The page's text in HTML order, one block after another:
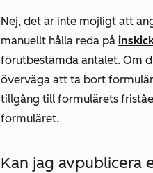
Nej, det är inte möjligt att
manuellt hålla reda på
förutbestämda antalet. Om
överväga att ta bort
tillgång till formulärets
formuläret.
Kan jag avpublicera